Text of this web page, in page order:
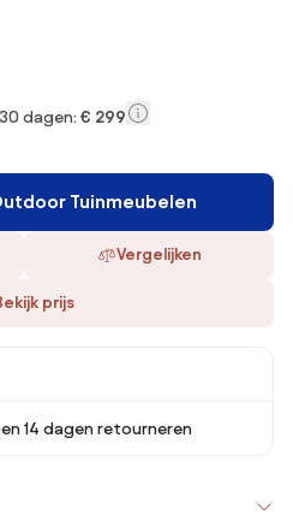
dagen: € 299
Tuinmeubelen
Vergelijken
prijs
14 dagen retourneren